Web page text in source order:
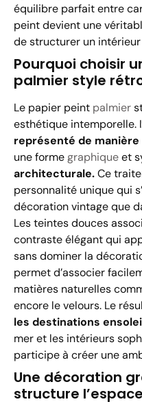
équilibre parfait entre
peint devient une
de structurer un intérieur
Pourquoi choisir
palmier style
Le papier peint palmier
esthétique intemporelle.
représenté de
une formegraphiqueet
architecturale.Ce
personnalité unique qui
décoration vintage que
Les teintes douces
contraste élégant qui
sans dominer la
permet d’associer
matières naturelles
encore le velours. Le
les destinations
mer et les intérieurs
participe à créer une
Une décoration
structure l’espace